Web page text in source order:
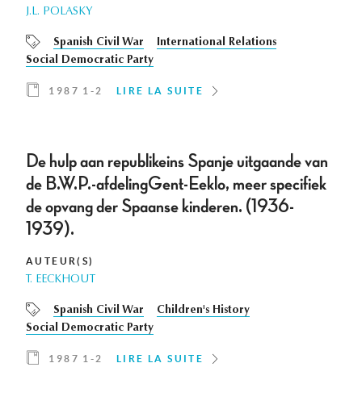
J.L. POLASKY
Spanish Civil War
International Relations
Social Democratic Party
1987 1-2 LIRE LA SUITE
De hulp aan republikeins Spanje uitgaande van
de B.W.P.-afdelingGent-Eeklo, meer specifiek
de opvang der Spaanse kinderen. (1936-
1939).
AUTEUR(S)
T. EECKHOUT
Spanish Civil War
Children's History
Social Democratic Party
1987 1-2 LIRE LA SUITE